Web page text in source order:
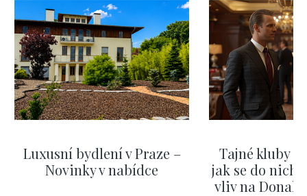
Luxusní bydlení v Praze –
Novinky v nabídce
Tajné kluby
jak se do nich
vliv na